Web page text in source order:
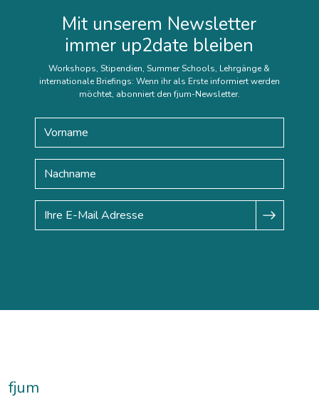
Mit unserem Newsletter
immer up2date bleiben
Workshops, Stipendien, Summer Schools, Lehrgänge &
internationale Briefings: Wenn ihr als Erste informiert werden
möchtet, abonniert den fjum-Newsletter.
fjum